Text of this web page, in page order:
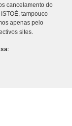
cancelamento do
tampouco
apenas pelo
sites.